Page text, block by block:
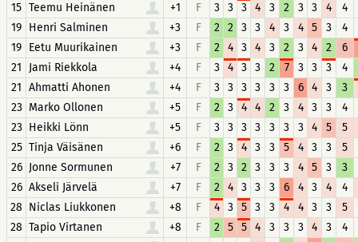
15 Teemu Heinänen +1 F 3 3 3 4 3 2 3 3 4
4
19 Henri Salminen +3 F 2 2 3 3 4 3 4 5 3
4
19 Eetu Muurikainen +3 F 2 4 3 4 3 2 3 4 2
6
21
Jami Riekkola +4 F 3 4 3 3 2 7 3 3 3
4
21 Ahmatti Ahonen +4 F 3 3 3 3 3 3 6 4 3
3
23 Marko Ollonen +5 F 2 3 4 4 2 3 4 3 3
4
23 Heikki Lönn +5 F 3 3 3 3 3 3 3 4 5
5
25 Tinja Väisänen +6 F 2 3 4 3 3 5 4 3 3
5
26 Jonne Sormunen +7 F 2 3 2 3 3 3 4 5 3
3
26 Akseli Järvelä +7 F 2 4 3 3 3 6 4 3 4
4
28 Niclas Liukkonen +8 F 4 3 5 3 3 4 4 3 3
5
28 Tapio Virtanen +8 F 2 5 5 4 3 3 3 4 3
4